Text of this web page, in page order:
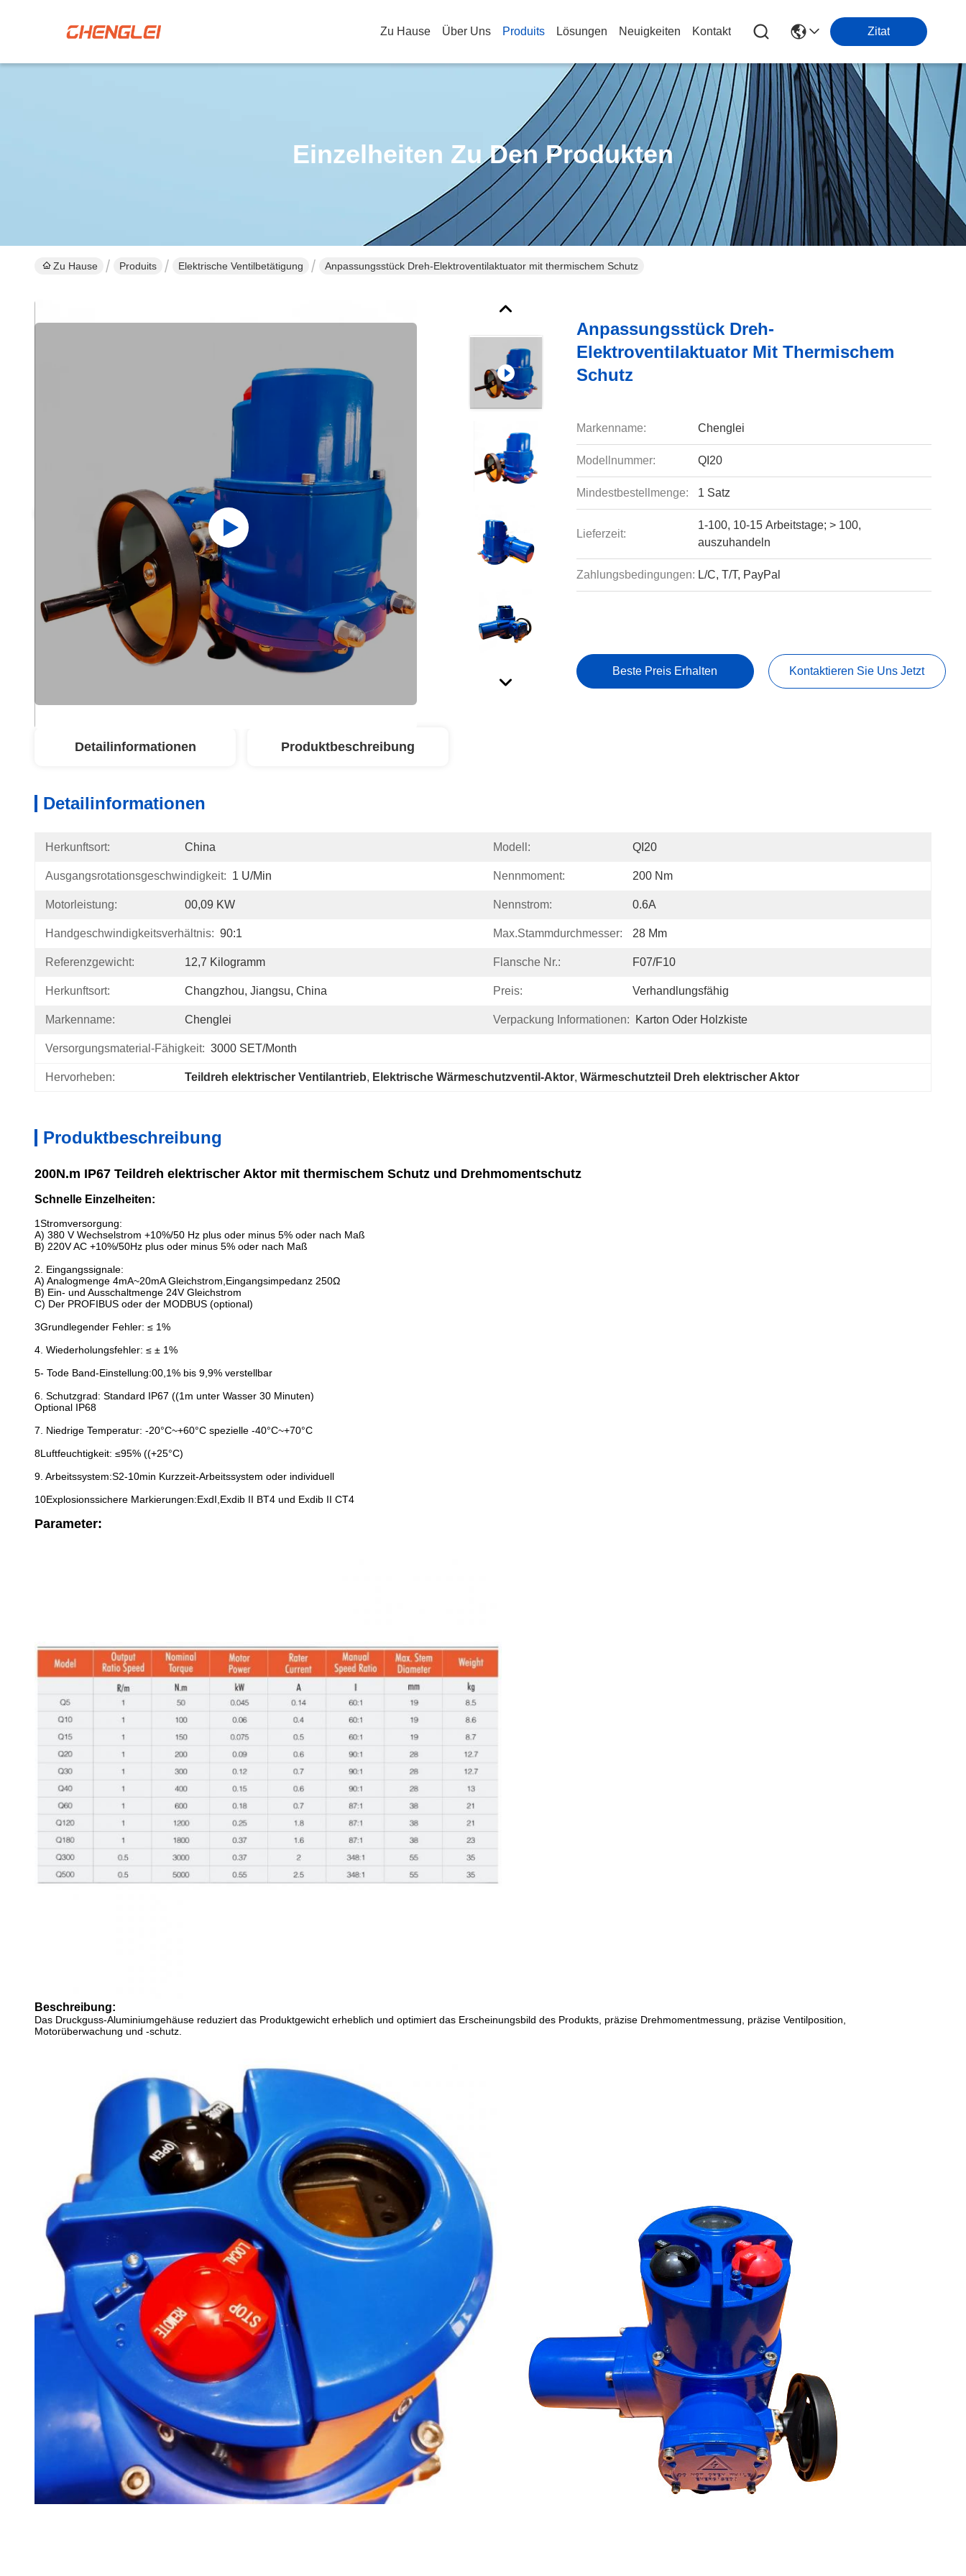
Zu Hause Über Uns Produits Lösungen Neuigkeiten Kontakt Zitat
Einzelheiten Zu Den Produkten
Zu Hause Produits Elektrische Ventilbetätigung Anpassungsstück Dreh-Elektroventilaktuator mit thermischem Schutz
Anpassungsstück Dreh-
Elektroventilaktuator Mit Thermischem
Schutz
Markenname: Chenglei
Modellnummer: QI20
Mindestbestellmenge: 1 Satz
Lieferzeit:
1-100, 10-15 Arbeitstage; > 100,
auszuhandeln
Zahlungsbedingungen: L/C, T/T, PayPal
Beste Preis Erhalten Kontaktieren Sie Uns Jetzt
Detailinformationen Produktbeschreibung
Detailinformationen
Herkunftsort: China Modell: QI20
Ausgangsrotationsgeschwindigkeit: 1 U/Min Nennmoment: 200 Nm
Motorleistung: 00,09 KW Nennstrom: 0.6A
Handgeschwindigkeitsverhältnis: 90:1 Max.Stammdurchmesser: 28 Mm
Referenzgewicht: 12,7 Kilogramm Flansche Nr.: F07/F10
Herkunftsort: Changzhou, Jiangsu, China Preis: Verhandlungsfähig
Markenname: Chenglei Verpackung Informationen: Karton Oder Holzkiste
Versorgungsmaterial-Fähigkeit: 3000 SET/Month
Hervorheben: Teildreh elektrischer Ventilantrieb, Elektrische Wärmeschutzventil-Aktor, Wärmeschutzteil Dreh elektrischer Aktor
Produktbeschreibung
200N.m IP67 Teildreh elektrischer Aktor mit thermischem Schutz und Drehmomentschutz
Schnelle Einzelheiten:
1Stromversorgung:
A) 380 V Wechselstrom +10%/50 Hz plus oder minus 5% oder nach Maß
B) 220V AC +10%/50Hz plus oder minus 5% oder nach Maß
2. Eingangssignale:
A) Analogmenge 4mA~20mA Gleichstrom,Eingangsimpedanz 250Ω
B) Ein- und Ausschaltmenge 24V Gleichstrom
C) Der PROFIBUS oder der MODBUS (optional)
3Grundlegender Fehler: ≤ 1%
4. Wiederholungsfehler: ≤ ± 1%
5- Tode Band-Einstellung:00,1% bis 9,9% verstellbar
6. Schutzgrad: Standard IP67 ((1m unter Wasser 30 Minuten)
Optional IP68
7. Niedrige Temperatur: -20°C~+60°C spezielle -40°C~+70°C
8Luftfeuchtigkeit: ≤95% ((+25°C)
9. Arbeitssystem:S2-10min Kurzzeit-Arbeitssystem oder individuell
10Explosionssichere Markierungen:ExdI,Exdib II BT4 und Exdib II CT4
Parameter:
Beschreibung:
Das Druckguss-Aluminiumgehäuse reduziert das Produktgewicht erheblich und optimiert das Erscheinungsbild des Produkts, präzise Drehmomentmessung, präzise Ventilposition,
Motorüberwachung und -schutz.